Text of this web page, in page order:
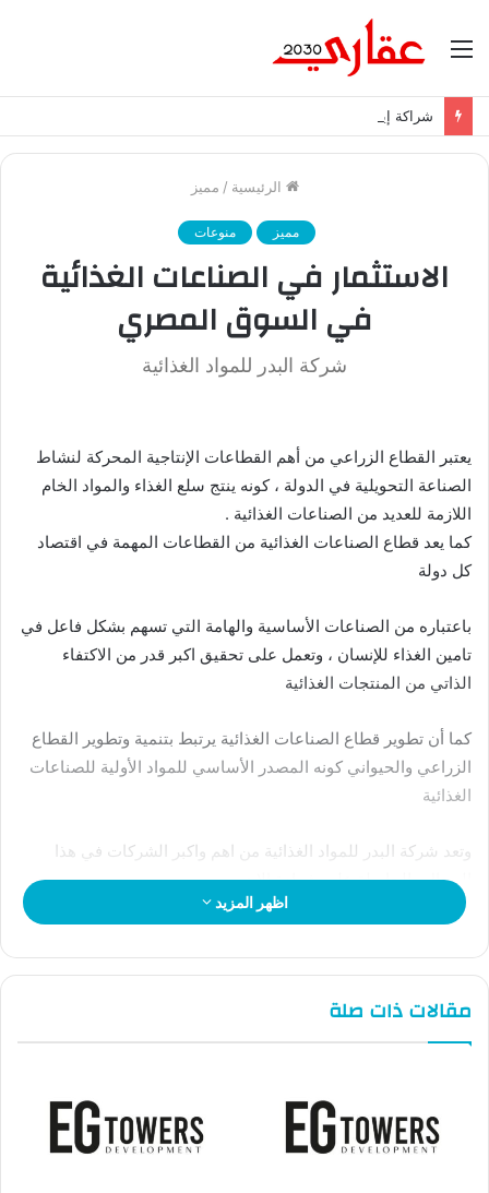
القائمة
شراكة إيجي تاورز مع بلدينا.. قيمة مضافة تعزز نجاح المشروعات
الرئيسية / مميز
مميز منوعات
الاستثمار في الصناعات الغذائية
في السوق المصري
شركة البدر للمواد الغذائية
يعتبر القطاع الزراعي من أهم القطاعات الإنتاجية المحركة لنشاط
الصناعة التحويلية في الدولة ، كونه ينتج سلع الغذاء والمواد الخام
اللازمة للعديد من الصناعات الغذائية .
كما يعد قطاع الصناعات الغذائية من القطاعات المهمة في اقتصاد
كل دولة
باعتباره من الصناعات الأساسية والهامة التي تسهم بشكل فاعل في
تامين الغذاء للإنسان ، وتعمل على تحقيق اكبر قدر من الاكتفاء
الذاتي من المنتجات الغذائية
كما أن تطوير قطاع الصناعات الغذائية يرتبط بتنمية وتطوير القطاع
الزراعي والحيواني كونه المصدر الأساسي للمواد الأولية للصناعات
الغذائية
وتعد شركة البدر للمواد الغذائية من اهم واكبر الشركات في هذا
المجال والحاصلة علي شهادة الايزو.
طبيعية مائة في المائة تعرف في السوق المصري بمنتجات ساندرا
من مميزات شركة البدر للصناعات الغذائية توصيل المنتجات مجانا
كما أن الصناعات الغذائية في شركة البدر للمواد الغذائية مجموعة
من المنتجات الغذائية التى تسمي بمنتجات ساندرا وهما “ملوخية –
اظهر المزيد
مقالات ذات صلة